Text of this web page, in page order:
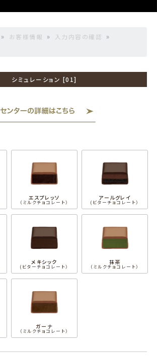
お客様情報
入力内容の確認
シミュレーション [01]
エスプレッソ
（ミルクチョコレート）
アールグレイ
(ビターチョコレート）
メキシック
(ビターチョコレート）
抹茶
（ミルクチョコレート）
ガーナ
（ミルクチョコレート）